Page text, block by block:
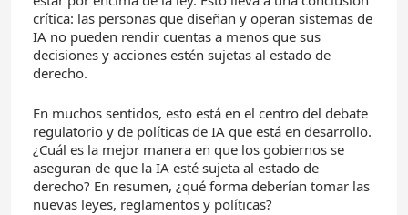
crítica: las personas que diseñan y operan sistemas de
IA no pueden rendir cuentas a menos que sus
decisiones y acciones estén sujetas al estado de
derecho.
En muchos sentidos, esto está en el centro del debate
regulatorio y de políticas de IA que está en desarrollo.
¿Cuál es la mejor manera en que los gobiernos se
aseguran de que la IA esté sujeta al estado de
derecho? En resumen, ¿qué forma deberían tomar las
nuevas leyes, reglamentos y políticas?